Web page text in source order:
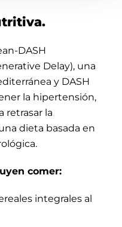
DASH
Delay), una
y DASH
la hipertensión,
retrasar la
dieta basada en
comer:
integrales al